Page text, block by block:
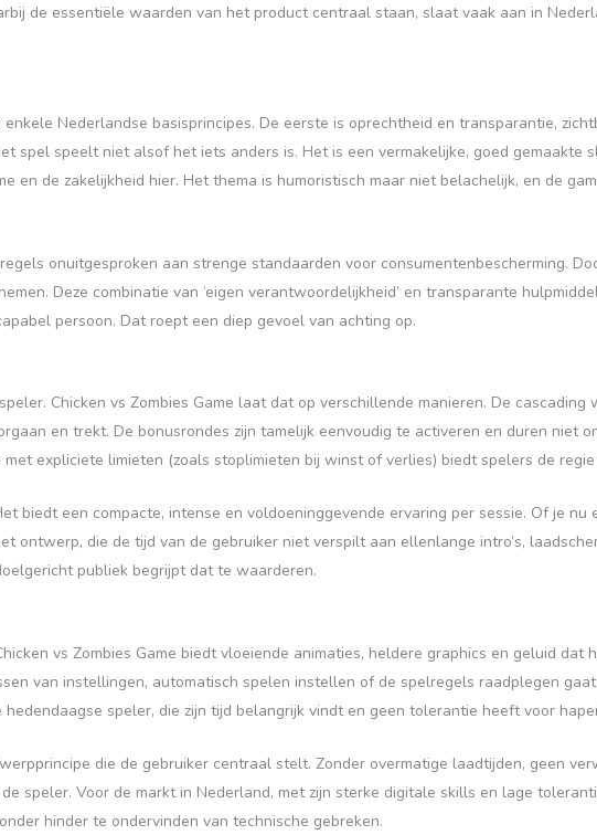
de essentiële waarden van het product centraal staan, slaat vaak aan in
Nederlandse basisprincipes. De eerste is oprechtheid en transparantie,
spel speelt niet alsof het iets anders is. Het is een vermakelijke, goed gemaakte
en de zakelijkheid hier. Het thema is humoristisch maar niet belachelijk, en de
onuitgesproken aan strenge standaarden voor consumentenbescherming.
Deze combinatie van ‘eigen verantwoordelijkheid’ en transparante
persoon. Dat roept een diep gevoel van achting op.
Chicken vs Zombies Game laat dat op verschillende manieren. De cascading
en trekt. De bonusrondes zijn tamelijk eenvoudig te activeren en duren niet
expliciete limieten (zoals stoplimieten bij winst of verlies) biedt spelers de regie
biedt een compacte, intense en voldoeninggevende ervaring per sessie. Of je
die de tijd van de gebruiker niet verspilt aan ellenlange intro’s,
publiek begrijpt dat te waarderen.
vs Zombies Game biedt vloeiende animaties, heldere graphics en geluid dat
van instellingen, automatisch spelen instellen of de spelregels raadplegen
speler, die zijn tijd belangrijk vindt en geen tolerantie heeft voor
die de gebruiker centraal stelt. Zonder overmatige laadtijden, geen
speler. Voor de markt in Nederland, met zijn sterke digitale skills en lage
hinder te ondervinden van technische gebreken.